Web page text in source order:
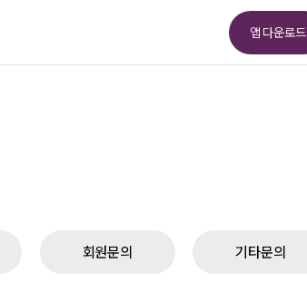
앱 다운로드
회원문의 기타문의